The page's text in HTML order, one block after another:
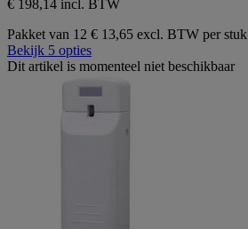
€ 198,14 incl. BTW
Pakket van 12 € 13,65 excl. BTW per stuk
Bekijk 5 opties
Dit artikel is momenteel niet beschikbaar